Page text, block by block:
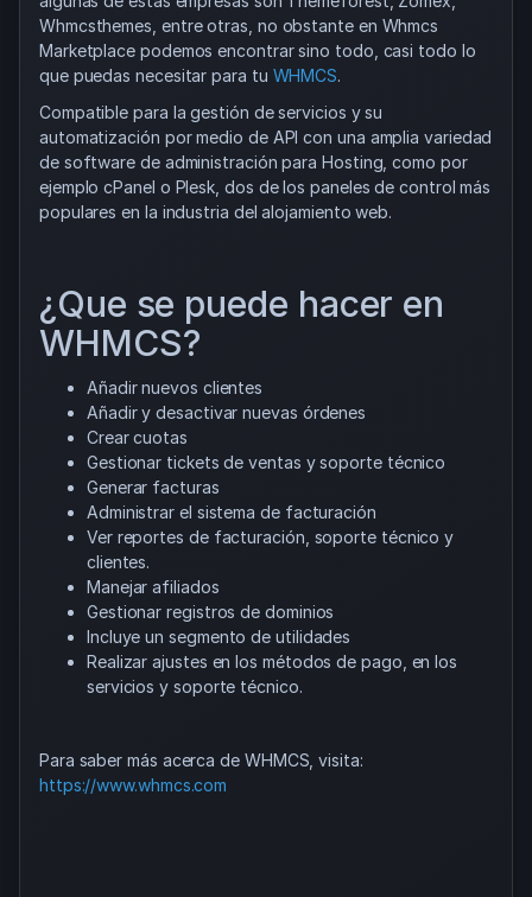
Whmcsthemes, entre otras, no obstante en Whmcs
Marketplace podemos encontrar sino todo, casi todo lo
que puedas necesitar para tu WHMCS.
Compatible para la gestión de servicios y su
automatización por medio de API con una amplia variedad
de software de administración para Hosting, como por
ejemplo cPanel o Plesk, dos de los paneles de control más
populares en la industria del alojamiento web.
¿Que se puede hacer en
WHMCS?
Añadir nuevos clientes
Añadir y desactivar nuevas órdenes
Crear cuotas
Gestionar tickets de ventas y soporte técnico
Generar facturas
Administrar el sistema de facturación
Ver reportes de facturación, soporte técnico y
clientes.
Manejar afiliados
Gestionar registros de dominios
Incluye un segmento de utilidades
Realizar ajustes en los métodos de pago, en los
servicios y soporte técnico.
Para saber más acerca de WHMCS, visita:
https://www.whmcs.com